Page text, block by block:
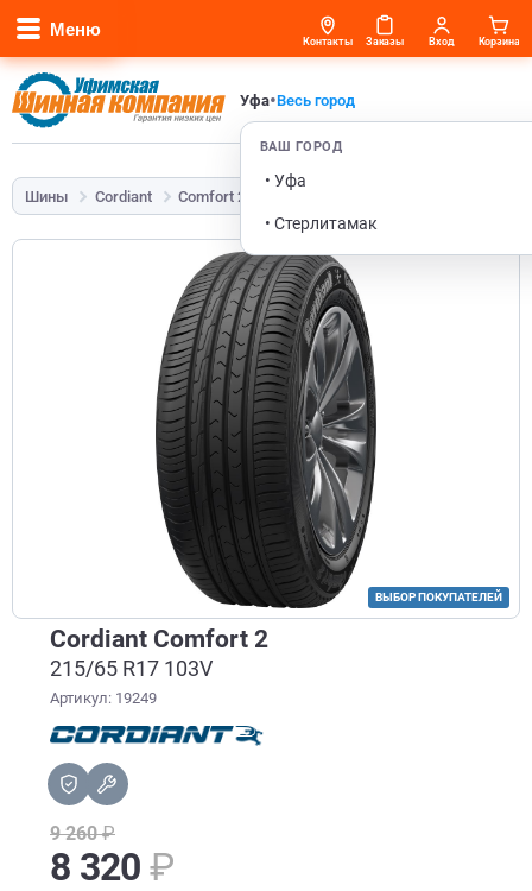
Меню
Уфа•Весь город
ВАШ ГОРОД
• Уфа
• Стерлитамак
Контакты Заказы Вход Корзина
Шины Cordiant Comfort 2
ВЫБОР ПОКУПАТЕЛЕЙ
Cordiant Comfort 2
215/65 R17 103V
Артикул: 19249
9 260₽
8 320₽